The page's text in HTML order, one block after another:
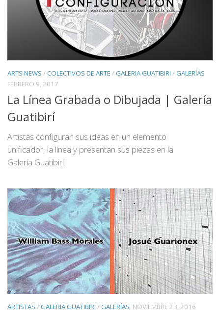
ARTS NEWS /COLECTIVOS DE ARTE / GALERIA GUATIBIRI / GALERÍAS
FEBRERO 9, 2017
La Línea Grabada o Dibujada | Galería
Guatibirí
Artistas configuran sus ideas en un elemento
unificador, la línea y presentan sus piezas en la
Galería Guatibirí.
ARTISTAS / GALERIA GUATIBIRI / GALERÍAS NOVIEMBRE 23, 2016